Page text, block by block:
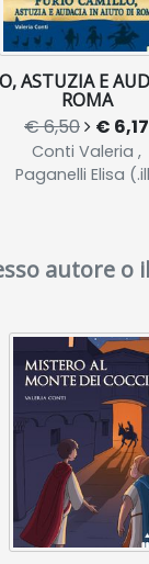
ASTUZIA E
ROMA
€ 6,50 € 6,17
Conti Valeria ,
Paganelli Elisa
autore o